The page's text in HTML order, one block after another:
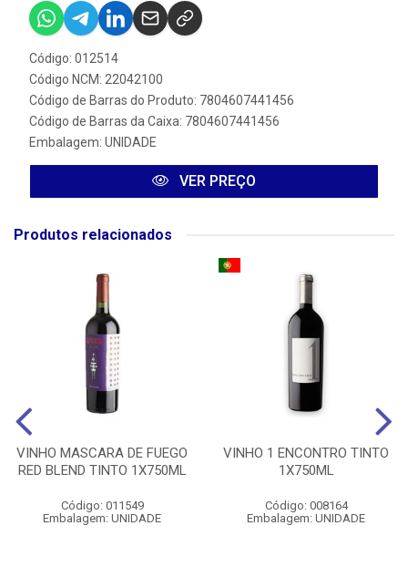
Código: 012514
Código NCM: 22042100
Código de Barras do Produto: 7804607441456
Código de Barras da Caixa: 7804607441456
Embalagem: UNIDADE
VER PREÇO
Produtos relacionados
VINHO MASCARA DE FUEGO
RED BLEND TINTO 1X750ML
Código: 011549
Embalagem: UNIDADE
VINHO 1 ENCONTRO TINTO
1X750ML
Código: 008164
Embalagem: UNIDADE